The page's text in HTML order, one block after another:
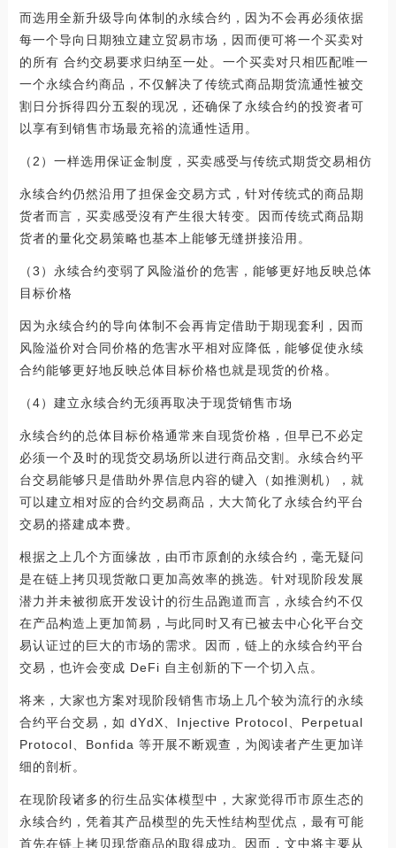
而选用全新升级导向体制的永续合约，因为不会再必须依据
每一个导向日期独立建立贸易市场，因而便可将一个买卖对
的所有 合约交易要求归纳至一处。一个买卖对只相匹配唯一
一个永续合约商品，不仅解决了传统式商品期货流通性被交
割日分拆得四分五裂的现况，还确保了永续合约的投资者可
以享有到销售市场最充裕的流通性适用。
（2）一样选用保证金制度，买卖感受与传统式期货交易相仿
永续合约仍然沿用了担保金交易方式，针对传统式的商品期
货者而言，买卖感受沒有产生很大转变。因而传统式商品期
货者的量化交易策略也基本上能够无缝拼接沿用。
（3）永续合约变弱了风险溢价的危害，能够更好地反映总体
目标价格
因为永续合约的导向体制不会再肯定借助于期现套利，因而
风险溢价对合同价格的危害水平相对应降低，能够促使永续
合约能够更好地反映总体目标价格也就是现货的价格。
（4）建立永续合约无须再取决于现货销售市场
永续合约的总体目标价格通常来自现货价格，但早已不必定
必须一个及时的现货交易场所以进行商品交割。永续合约平
台交易能够只是借助外界信息内容的键入（如推测机），就
可以建立相对应的合约交易商品，大大简化了永续合约平台
交易的搭建成本费。
根据之上几个方面缘故，由币市原創的永续合约，毫无疑问
是在链上拷贝现货敞口更加高效率的挑选。针对现阶段发展
潜力并未被彻底开发设计的衍生品跑道而言，永续合约不仅
在产品构造上更加简易，与此同时又有已被去中心化平台交
易认证过的巨大的市场的需求。因而，链上的永续合约平台
交易，也许会变成 DeFi 自主创新的下一个切入点。
将来，大家也方案对现阶段销售市场上几个较为流行的永续
合约平台交易，如 dYdX、Injective Protocol、Perpetual
Protocol、Bonfida 等开展不断观查，为阅读者产生更加详
细的剖析。
在现阶段诸多的衍生品实体模型中，大家觉得币市原生态的
永续合约，凭着其产品模型的先天性结构型优点，最有可能
首先在链上拷贝现货商品的取得成功。因而，文中将主要从